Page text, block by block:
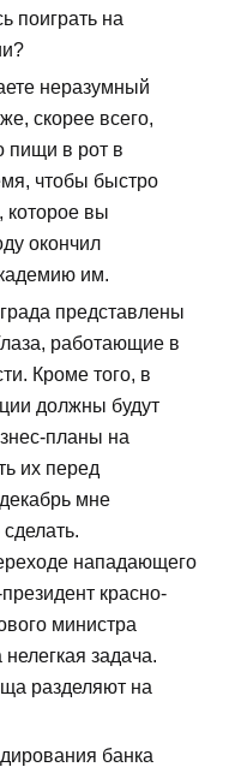
поиграть на
неразумный
скорее всего,
пищи в рот в
чтобы быстро
которое вы
окончил
им.
представлены
работающие в
Кроме того, в
должны будут
планы на
их перед
мне
нападающего
красно-
министра
задача.
разделяют на
банка